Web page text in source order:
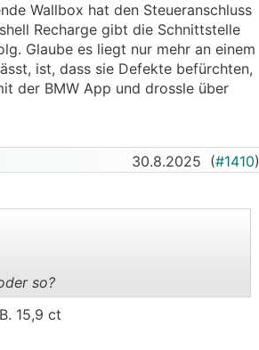
Wallbox hat den Steueranschluss
Recharge gibt die Schnittstelle
Glaube es liegt nur mehr an einem
ist, dass sie Defekte befürchten,
der BMW App und drossle über
30.8.2025 (#1410)
so?
15,9 ct